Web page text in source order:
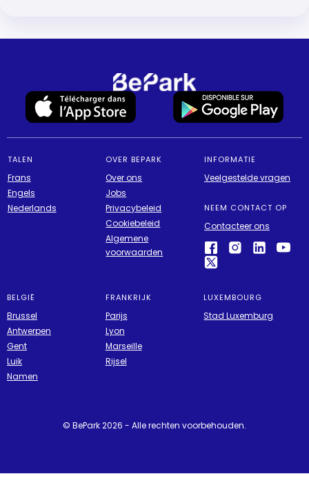
TALEN
Frans
Engels
Nederlands
OVER BEPARK
Over ons
Jobs
Privacybeleid
Cookiebeleid
Algemene
voorwaarden
INFORMATIE
Veelgestelde vragen
NEEM CONTACT OP
Contacteer ons
BELGIË
Brussel
Antwerpen
Gent
Luik
Namen
FRANKRIJK
Parijs
Lyon
Marseille
Rijsel
LUXEMBOURG
Stad Luxemburg
© BePark 2026 - Alle rechten voorbehouden.